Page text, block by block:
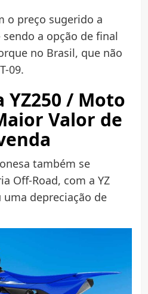
o preço sugerido a
sendo a opção de final
no Brasil, que não
09.
YZ250 / Moto
Valor de
também se
Off-Road, com a YZ
depreciação de